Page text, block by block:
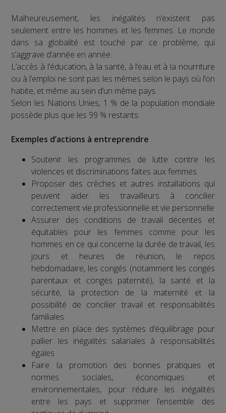
Malheureusement, les inégalités n’existent pas
seulement entre les hommes et les femmes. Le monde
dans sa globalité est touché par ce problème, qui
s’aggrave d’année en année.
L’accès à l’éducation, à la santé, à l’eau et à la nourriture
ou à l’emploi ne sont pas les mêmes selon le pays où l’on
habite, et même au sein d’un même pays.
Selon les Nations Unies, 1 % de la population mondiale
possède plus que les 99 % restants.
Exemples d’actions à entreprendre
Soutenir les programmes de lutte contre les
violences et discriminations faites aux femmes
Proposer des crèches et autres installations qui
peuvent aider les travailleurs à concilier
correctement vie professionnelle et vie personnelle
Assurer des conditions de travail décentes et
équitables pour les femmes comme pour les
hommes en ce qui concerne la durée de travail, les
jours et heures de réunion, le repos
hebdomadaire, les congés (notamment les congés
parentaux et congés paternité), la santé et la
sécurité, la protection de la maternité et la
possibilité de concilier travail et responsabilités
familiales
Mettre en place des systèmes d’équilibrage pour
pallier les inégalités salariales à responsabilités
égales
Faire la promotion des bonnes pratiques et
normes sociales, économiques et
environnementales, pour réduire les inégalités
entre les pays et supprimer l’ensemble des